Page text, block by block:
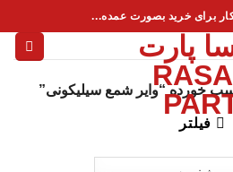
برای خرید بصورت عمده...
خورده “وایر شمع سیلیکونی”
فیلتر